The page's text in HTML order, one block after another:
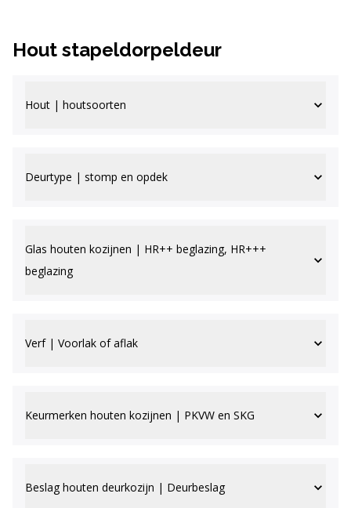
Hout stapeldorpeldeur
Hout | houtsoorten
Deurtype | stomp en opdek
Glas houten kozijnen | HR++ beglazing, HR+++
beglazing
Verf | Voorlak of aflak
Keurmerken houten kozijnen | PKVW en SKG
Beslag houten deurkozijn | Deurbeslag